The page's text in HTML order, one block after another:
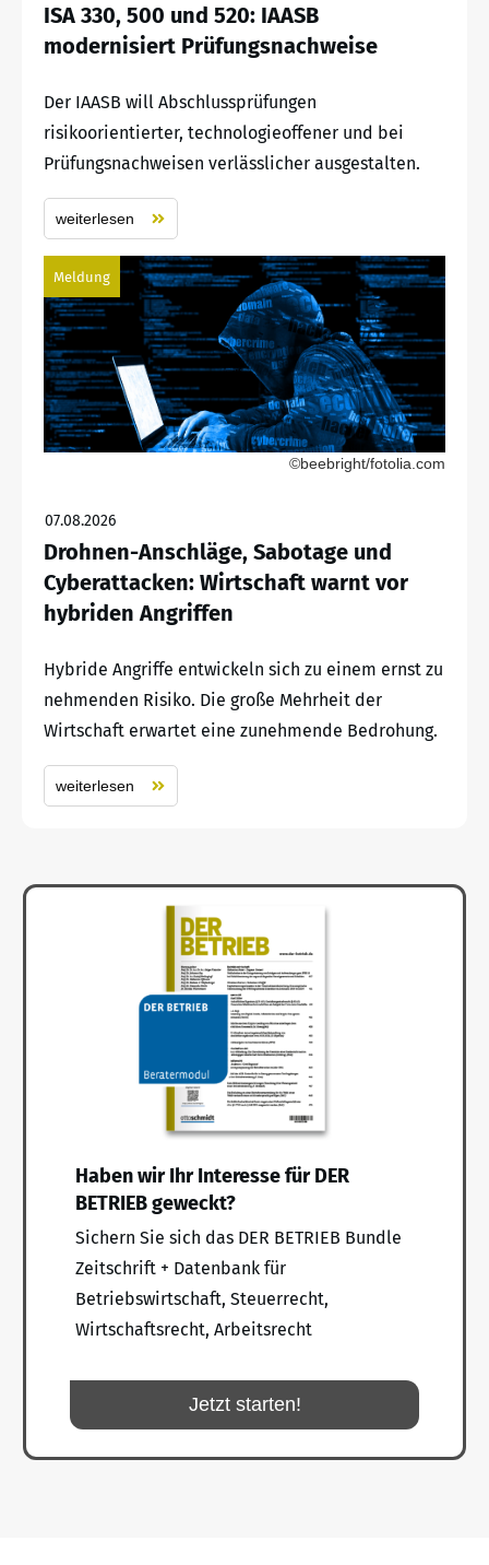
ISA 330, 500 und 520: IAASB
modernisiert Prüfungsnachweise
Der IAASB will Abschlussprüfungen
risikoorientierter, technologieoffener und bei
Prüfungsnachweisen verlässlicher ausgestalten.
weiterlesen
Meldung
©beebright/fotolia.com
07.08.2026
Drohnen-Anschläge, Sabotage und
Cyberattacken: Wirtschaft warnt vor
hybriden Angriffen
Hybride Angriffe entwickeln sich zu einem ernst zu
nehmenden Risiko. Die große Mehrheit der
Wirtschaft erwartet eine zunehmende Bedrohung.
weiterlesen
Haben wir Ihr Interesse für DER
BETRIEB geweckt?
Sichern Sie sich das DER BETRIEB Bundle
Zeitschrift + Datenbank für
Betriebswirtschaft, Steuerrecht,
Wirtschaftsrecht, Arbeitsrecht
Jetzt starten!